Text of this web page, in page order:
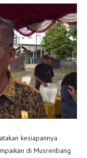
kesiapannya
di Musrenbang